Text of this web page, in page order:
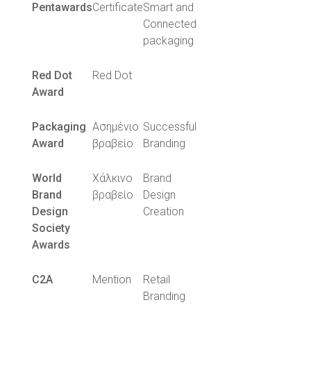
PentawardsCertificateSmart and
Connected
packaging
Red Dot
Award
Red Dot
Packaging
Award
Ασημένιο
βραβείο
Successful
Branding
World
Brand
Design
Society
Awards
Χάλκινο
βραβείο
Brand
Design
Creation
C2A Mention
Retail
Branding